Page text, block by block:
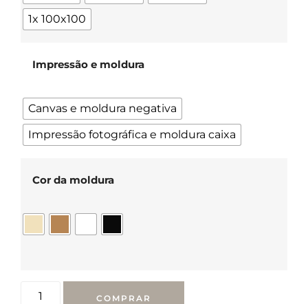
1x 100x100
Impressão e moldura
Canvas e moldura negativa
Impressão fotográfica e moldura caixa
Cor da moldura
COMPRAR